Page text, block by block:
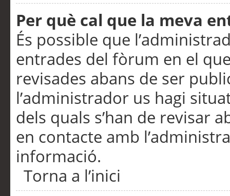
Per què cal que la meva
És possible que
entrades del fòrum en el
revisades abans de ser
l’administrador us hagi
dels quals s’han de revisar
en contacte amb
informació.
Torna a l’inici